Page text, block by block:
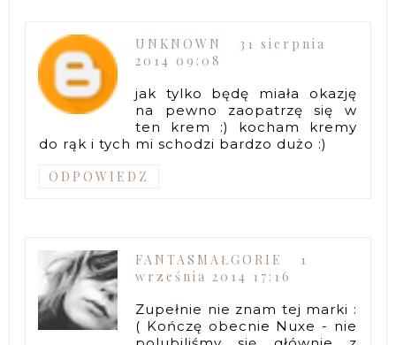
UNKNOWN
31 sierpnia
2014 09:08
jak tylko będę miała okazję
na pewno zaopatrzę się w
ten krem :) kocham kremy
do rąk i tych mi schodzi bardzo dużo :)
ODPOWIEDZ
FANTASMAŁGORIE
1
września 2014 17:16
Zupełnie nie znam tej marki :
( Kończę obecnie Nuxe - nie